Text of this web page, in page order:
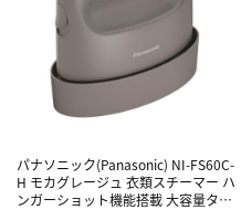
パナソニック(Panasonic) NI-FS60C-
H モカグレージュ 衣類スチーマー ハ
ンガーショット機能搭載 大容量タン